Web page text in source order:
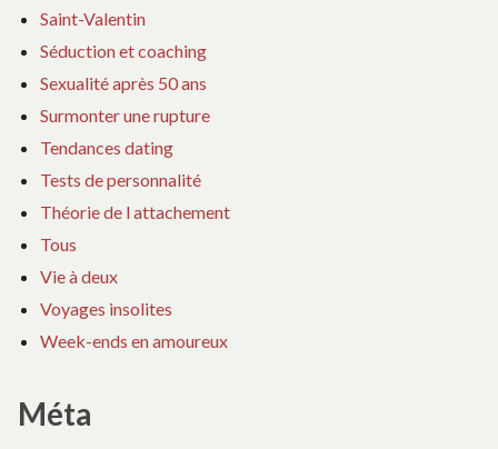
Saint-Valentin
Séduction et coaching
Sexualité après 50 ans
Surmonter une rupture
Tendances dating
Tests de personnalité
Théorie de l attachement
Tous
Vie à deux
Voyages insolites
Week-ends en amoureux
Méta